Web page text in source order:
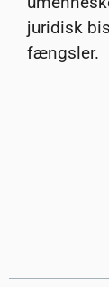
juridisk
fængsler.